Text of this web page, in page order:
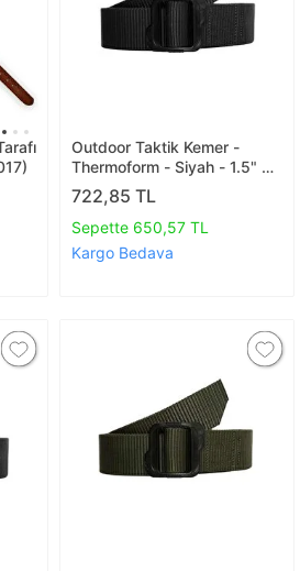
Outdoor Taktik Kemer -
Thermoform - Siyah - 1.5" 38
Mm 150 Cm
722,85 TL
Sepette 650,57 TL
Kargo Bedava